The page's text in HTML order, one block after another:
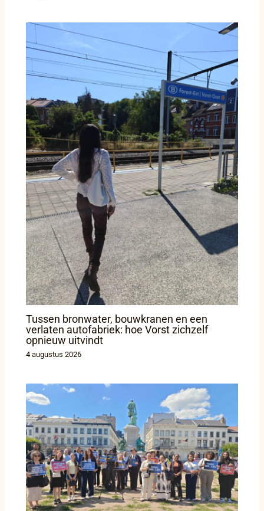
Tussen bronwater, bouwkranen en een
verlaten autofabriek: hoe Vorst zichzelf
opnieuw uitvindt
4 augustus 2026